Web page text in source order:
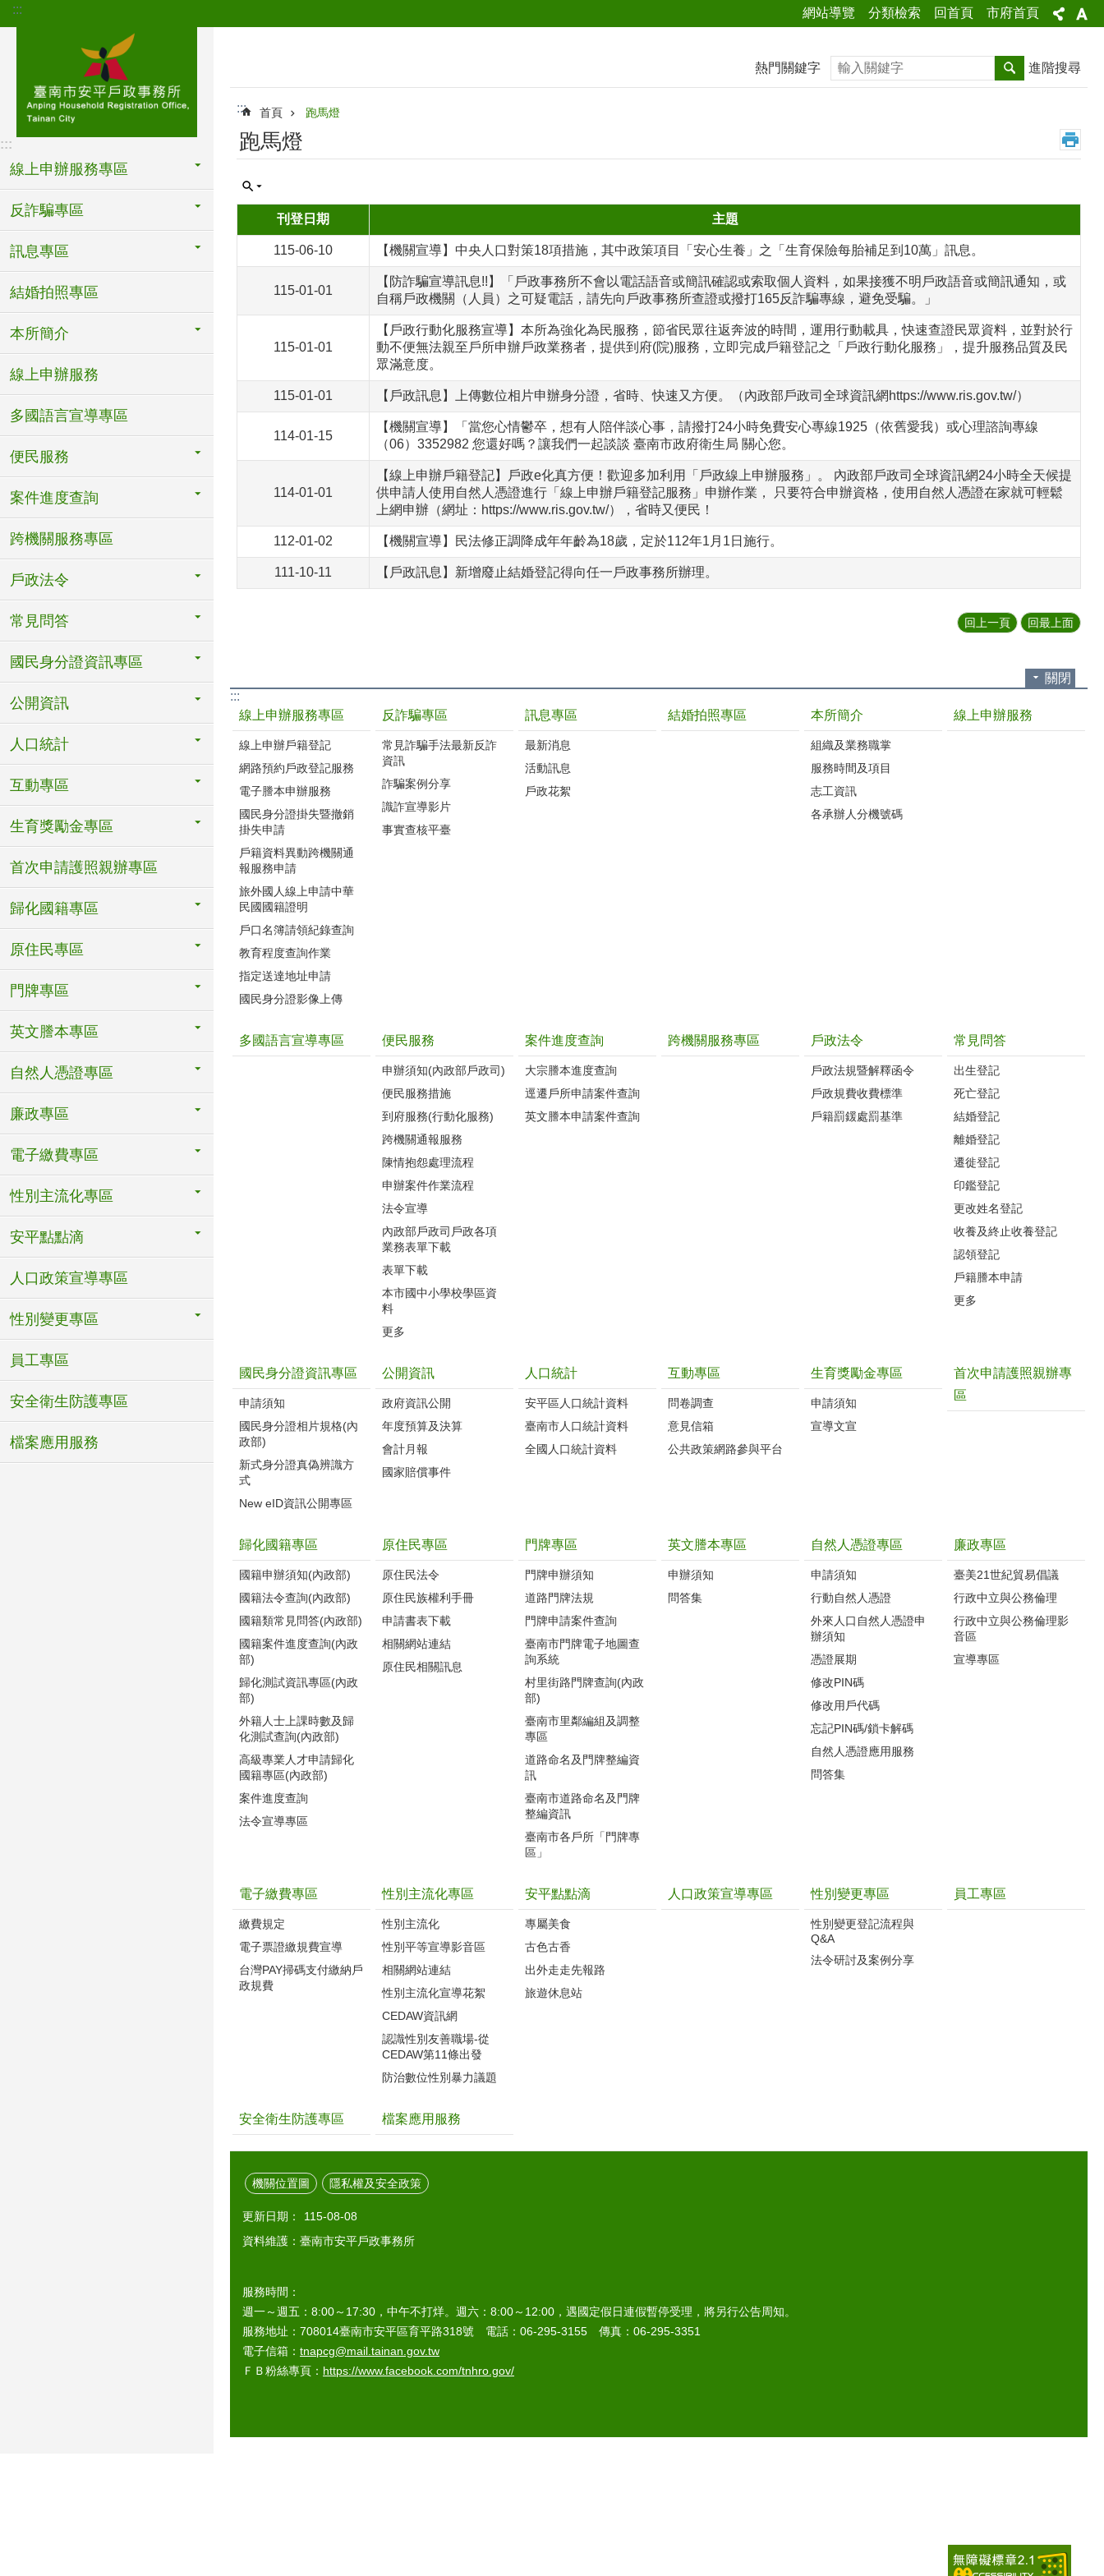
跳到主要內容區塊
::: 網站導覽 分類檢索 回首頁 市府首頁
:::
線上申辦服務專區
反詐騙專區
訊息專區
結婚拍照專區
本所簡介
線上申辦服務
多國語言宣導專區
便民服務
案件進度查詢
跨機關服務專區
戶政法令
常見問答
國民身分證資訊專區
公開資訊
人口統計
互動專區
生育獎勵金專區
首次申請護照親辦專區
歸化國籍專區
原住民專區
門牌專區
英文謄本專區
自然人憑證專區
廉政專區
電子繳費專區
性別主流化專區
安平點點滴
人口政策宣導專區
性別變更專區
員工專區
安全衛生防護專區
檔案應用服務
熱門關鍵字 搜尋 進階搜尋
::: 首頁 跑馬燈
跑馬燈
刊登日期 主題
115-06-10 【機關宣導】中央人口對策18項措施，其中政策項目「安心生養」之「生育保險每胎補足到10萬」訊息。
115-01-01
【防詐騙宣導訊息!!】「戶政事務所不會以電話語音或簡訊確認或索取個人資料，如果接獲不明戶政語音或簡訊通知，或
自稱戶政機關（人員）之可疑電話，請先向戶政事務所查證或撥打165反詐騙專線，避免受騙。」
115-01-01
【戶政行動化服務宣導】本所為強化為民服務，節省民眾往返奔波的時間，運用行動載具，快速查證民眾資料，並對於行
動不便無法親至戶所申辦戶政業務者，提供到府(院)服務，立即完成戶籍登記之「戶政行動化服務」，提升服務品質及民
眾滿意度。
115-01-01 【戶政訊息】上傳數位相片申辦身分證，省時、快速又方便。（內政部戶政司全球資訊網https://www.ris.gov.tw/）
114-01-15
【機關宣導】「當您心情鬱卒，想有人陪伴談心事，請撥打24小時免費安心專線1925（依舊愛我）或心理諮詢專線
（06）3352982 您還好嗎？讓我們一起談談 臺南市政府衛生局 關心您。
114-01-01
【線上申辦戶籍登記】戶政e化真方便！歡迎多加利用「戶政線上申辦服務」。 內政部戶政司全球資訊網24小時全天候提
供申請人使用自然人憑證進行「線上申辦戶籍登記服務」申辦作業， 只要符合申辦資格，使用自然人憑證在家就可輕鬆
上網申辦（網址：https://www.ris.gov.tw/），省時又便民！
112-01-02 【機關宣導】民法修正調降成年年齡為18歲，定於112年1月1日施行。
111-10-11 【戶政訊息】新增廢止結婚登記得向任一戶政事務所辦理。
回上一頁 回最上面
關閉
:::
線上申辦服務專區
線上申辦戶籍登記
網路預約戶政登記服務
電子謄本申辦服務
國民身分證掛失暨撤銷
掛失申請
戶籍資料異動跨機關通
報服務申請
旅外國人線上申請中華
民國國籍證明
戶口名簿請領紀錄查詢
教育程度查詢作業
指定送達地址申請
國民身分證影像上傳
反詐騙專區
常見詐騙手法最新反詐
資訊
詐騙案例分享
識詐宣導影片
事實查核平臺
訊息專區
最新消息
活動訊息
戶政花絮
結婚拍照專區 本所簡介
組織及業務職掌
服務時間及項目
志工資訊
各承辦人分機號碼
線上申辦服務
多國語言宣導專區 便民服務
申辦須知(內政部戶政司)
便民服務措施
到府服務(行動化服務)
跨機關通報服務
陳情抱怨處理流程
申辦案件作業流程
法令宣導
內政部戶政司戶政各項
業務表單下載
表單下載
本市國中小學校學區資
料
更多
案件進度查詢
大宗謄本進度查詢
逕遷戶所申請案件查詢
英文謄本申請案件查詢
跨機關服務專區 戶政法令
戶政法規暨解釋函令
戶政規費收費標準
戶籍罰鍰處罰基準
常見問答
出生登記
死亡登記
結婚登記
離婚登記
遷徙登記
印鑑登記
更改姓名登記
收養及終止收養登記
認領登記
戶籍謄本申請
更多
國民身分證資訊專區
申請須知
國民身分證相片規格(內
政部)
新式身分證真偽辨識方
式
New eID資訊公開專區
公開資訊
政府資訊公開
年度預算及決算
會計月報
國家賠償事件
人口統計
安平區人口統計資料
臺南市人口統計資料
全國人口統計資料
互動專區
問卷調查
意見信箱
公共政策網路參與平台
生育獎勵金專區
申請須知
宣導文宣
首次申請護照親辦專
區
歸化國籍專區
國籍申辦須知(內政部)
國籍法令查詢(內政部)
國籍類常見問答(內政部)
國籍案件進度查詢(內政
部)
歸化測試資訊專區(內政
部)
外籍人士上課時數及歸
化測試查詢(內政部)
高級專業人才申請歸化
國籍專區(內政部)
案件進度查詢
法令宣導專區
原住民專區
原住民法令
原住民族權利手冊
申請書表下載
相關網站連結
原住民相關訊息
門牌專區
門牌申辦須知
道路門牌法規
門牌申請案件查詢
臺南市門牌電子地圖查
詢系統
村里街路門牌查詢(內政
部)
臺南市里鄰編組及調整
專區
道路命名及門牌整編資
訊
臺南市道路命名及門牌
整編資訊
臺南市各戶所「門牌專
區」
英文謄本專區
申辦須知
問答集
自然人憑證專區
申請須知
行動自然人憑證
外來人口自然人憑證申
辦須知
憑證展期
修改PIN碼
修改用戶代碼
忘記PIN碼/鎖卡解碼
自然人憑證應用服務
問答集
廉政專區
臺美21世紀貿易倡議
行政中立與公務倫理
行政中立與公務倫理影
音區
宣導專區
電子繳費專區
繳費規定
電子票證繳規費宣導
台灣PAY掃碼支付繳納戶
政規費
性別主流化專區
性別主流化
性別平等宣導影音區
相關網站連結
性別主流化宣導花絮
CEDAW資訊網
認識性別友善職場-從
CEDAW第11條出發
防治數位性別暴力議題
安平點點滴
專屬美食
古色古香
出外走走先報路
旅遊休息站
人口政策宣導專區 性別變更專區
性別變更登記流程與
Q&A
法令研討及案例分享
員工專區
安全衛生防護專區 檔案應用服務
機關位置圖 隱私權及安全政策
更新日期：
115-08-08
資料維護：臺南市安平戶政事務所
服務時間：
週一～週五：8:00～17:30，中午不打烊。週六：8:00～12:00，遇國定假日連假暫停受理，將另行公告周知。
服務地址：708014臺南市安平區育平路318號 電話：06-295-3155 傳真：06-295-3351
電子信箱： tnapcg@mail.tainan.gov.tw
ＦＢ粉絲專頁： https://www.facebook.com/tnhro.gov/